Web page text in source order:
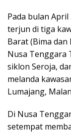
Pada bulan
terjun di tiga
Barat (Bima
Nusa Tenggara
siklon Seroja,
melanda
Lumajang,
Di Nusa
setempat